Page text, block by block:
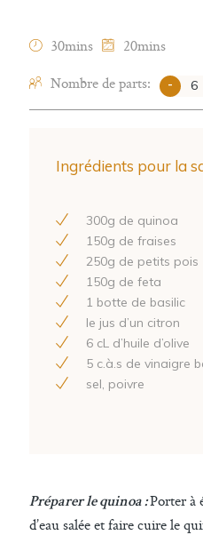
30mins
20mins
Nombre de parts:
-
Ingrédients pour la
300g de quinoa
150g de fraises
250g de petits pois
150g de feta
1 botte de basilic
le jus d’un citron
6 cL d’huile d’olive
5 c.à.s de vinaigre
sel, poivre
Préparer le quinoa :Porter à
d’eau salée et faire cuire le